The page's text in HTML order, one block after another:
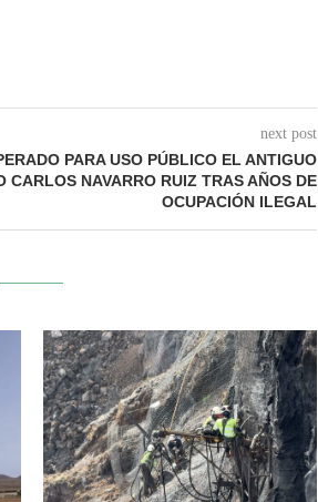
next post
PARA USO PÚBLICO EL ANTIGUO
CARLOS NAVARRO RUIZ TRAS AÑOS DE
OCUPACIÓN ILEGAL